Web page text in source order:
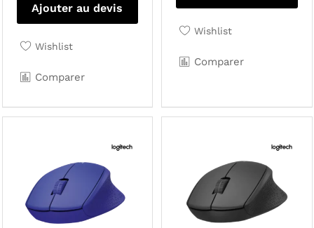
Ajouter au devis
Wishlist
Comparer
Wishlist
Comparer